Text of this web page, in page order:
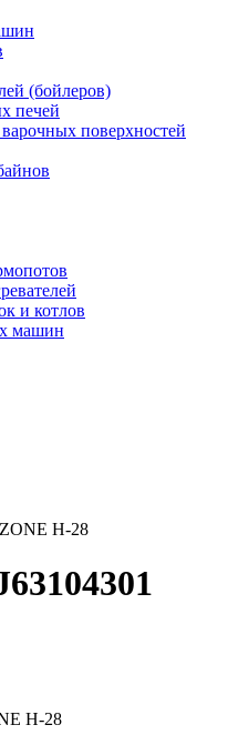
(бойлеров)
печей
поверхностей
и котлов
машин
H-28